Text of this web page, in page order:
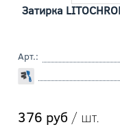
Затирка
Арт.:
376 руб / шт.